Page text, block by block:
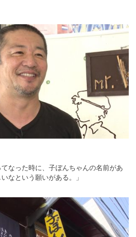
てなった時に、子ぼんちゃんの名前があ
なという願いがある。」